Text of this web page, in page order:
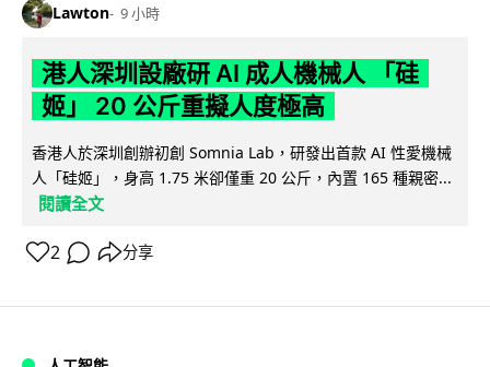
Lawton 9 小時
港人深圳設廠研 AI 成人機械人 「硅
姬」 20 公斤重擬人度極高
香港人於深圳創辦初創 Somnia Lab，研發出首款 AI 性愛機械
人「硅姬」，身高 1.75 米卻僅重 20 公斤，內置 165 種親密...
閱讀全文
2 分享